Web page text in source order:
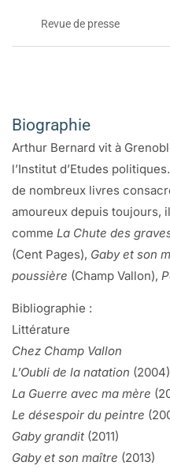
Revue de presse
Couper le cordon
Faire et défaire les
Bernard.
IL AURAIT PU
partie ne suis dans les
d’oeil à Rousseau
dans les fers »), il lui
«Mon nom c’est
plus juste. Car son
juin 1940 pendant la
consacré archange
promesse d’espoir.
rien du tout», enfant
figuré, il ne pouvait,
Paradoxalement,
Biographie
Arthur Bernard vit à
l’Institut d’Etudes
de nombreux livres
amoureux depuis toujours,
comme La Chute des
(Cent Pages), Gaby et son
poussière (Champ Vallon),
Bibliographie :
Littérature
Chez Champ Vallon
L’Oubli de la natation (2004)
La Guerre avec ma mère
Le désespoir du peintre
Gaby grandit (2011)
Gaby et son maître (2013)